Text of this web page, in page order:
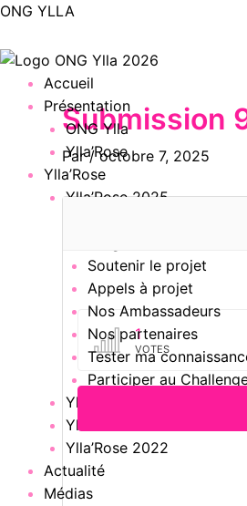
Aller
contenu
ONG YLLA
Menu Accueil
Présentation
ONG Ylla
Ylla’Rose
Ylla’Rose
Ylla’Rose 2025
Soutenir le projet
Appels à projet
Nos Ambassadeurs
Nos partenaires
Tester ma
Participer au
Ylla’Rose 2024
Ylla’Rose 2023
Ylla’Rose 2022
Actualité
Médias
Submission
Par/octobre 7, 2025
1
VOTES